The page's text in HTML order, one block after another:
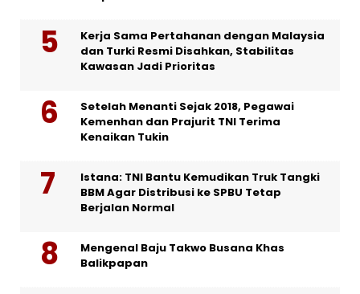
Kerja Sama Pertahanan dengan Malaysia
dan Turki Resmi Disahkan, Stabilitas
Kawasan Jadi Prioritas
Setelah Menanti Sejak 2018, Pegawai
Kemenhan dan Prajurit TNI Terima
Kenaikan Tukin
Istana: TNI Bantu Kemudikan Truk Tangki
BBM Agar Distribusi ke SPBU Tetap
Berjalan Normal
Mengenal Baju Takwo Busana Khas
Balikpapan